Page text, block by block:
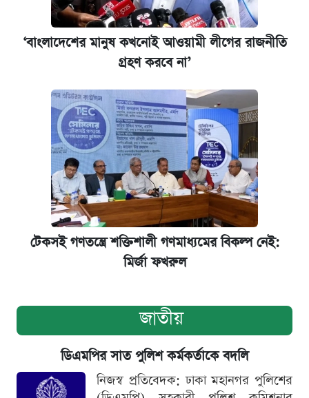
‘বাংলাদেশের মানুষ কখনোই আওয়ামী লীগের রাজনীতি
গ্রহণ করবে না’
টেকসই গণতন্ত্রে শক্তিশালী গণমাধ্যমের বিকল্প নেই:
মির্জা ফখরুল
জাতীয়
ডিএমপির সাত পুলিশ কর্মকর্তাকে বদলি
নিজস্ব প্রতিবেদক: ঢাকা মহানগর পুলিশের